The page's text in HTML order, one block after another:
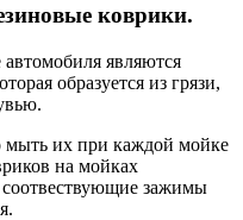
коврики.
являются
образуется из грязи,
мыть их при каждой мойке
на мойках
зажимы